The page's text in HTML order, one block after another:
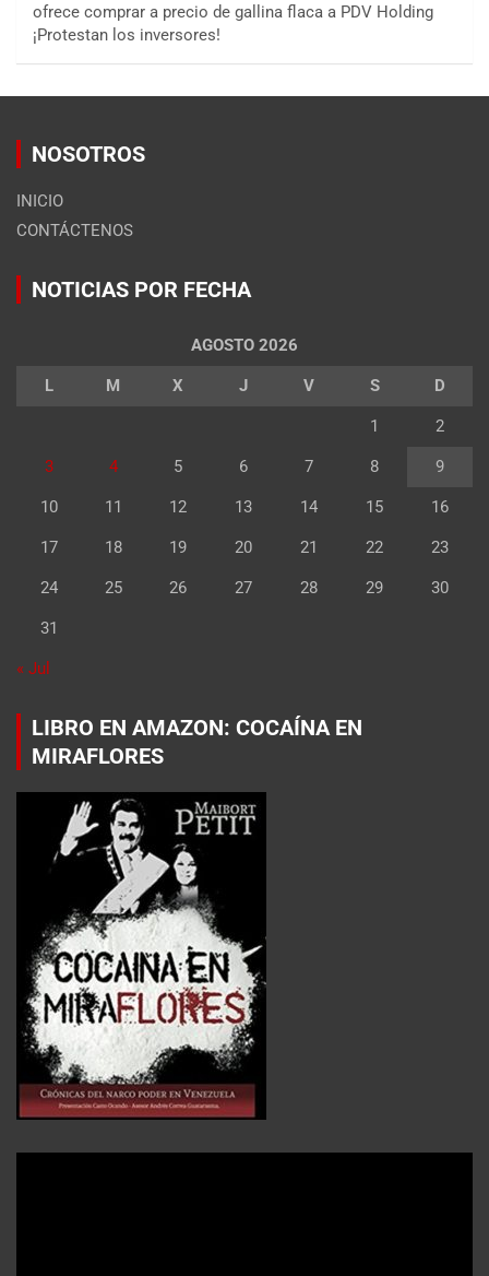
ofrece comprar a precio de gallina flaca a PDV Holding
¡Protestan los inversores!
NOSOTROS
INICIO
CONTÁCTENOS
NOTICIAS POR FECHA
AGOSTO 2026
L M X J V S D
1 2
3 4 5 6 7 8 9
10 11 12 13 14 15 16
17 18 19 20 21 22 23
24 25 26 27 28 29 30
31
« Jul
LIBRO EN AMAZON: COCAÍNA EN
MIRAFLORES